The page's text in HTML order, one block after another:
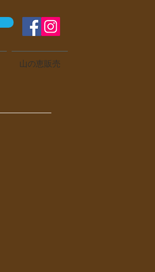
山の恵販売